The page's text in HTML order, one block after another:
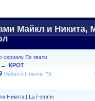
Майкл и
сериалу Ее звали
→ КРОТ
Майкл и Никита, Её
Никита | La Femme